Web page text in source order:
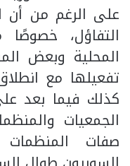
على الرغم من أن
التفاؤل،
المحلية وبعض
تفعيلها مع
كذلك فيما بعد
الجمعيات
صفات